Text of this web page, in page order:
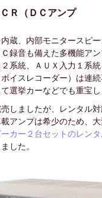
ＣＲ（ＤＣアンプ
蔵、内部モニタースピ
録音も備えた多機能ア
系統、ＡＵＸ入力１系統
イスレコーダー）は連
選挙カーなどでも重宝し
しましたが、レンタル
アンプは希少のため、大
カー２台セットのレン
した。